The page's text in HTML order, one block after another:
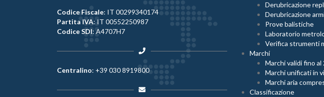
Codice Fiscale: IT 00299340174
Partita IVA: IT 00552250987
Codice SDI: A4707H7
Centralino: +39 030 8919800
Derubricazione
Derubricazione
Prove balistiche
Laboratorio
Verifica strumenti
Marchi
Marchi validi fino al
Marchi unificati in
Marchi aria
Classificazione